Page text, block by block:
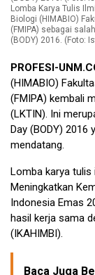
Lomba Karya Tulis
Biologi (HIMABIO)
(FMIPA) sebagai
(BODY) 2016. (Foto:
PROFESI-
(HIMABIO)
(FMIPA) kembali
(LKTIN). Ini
Day (BODY)
mendatang.
Lomba karya tulis
Meningkatkan
Indonesia Emas
hasil kerja sama
(IKAHIMBI).
Baca Juga